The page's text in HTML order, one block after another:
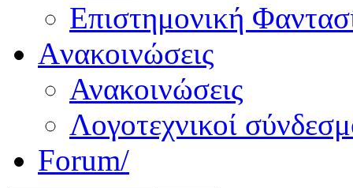
Επιστημονική
Aνακοινώσεις
Ανακοινώσεις
Λογοτεχνικοί
Forum/